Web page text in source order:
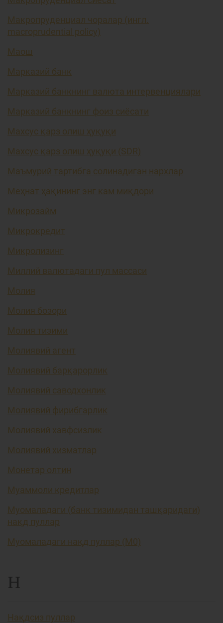
Макропруденциал чоралар (ингл.
macroprudential policy)
Маош
Марказий банк
Марказий банкнинг валюта интервенциялари
Марказий банкнинг фоиз сиёсати
Махсус қарз олиш ҳуқуқи
Махсус қарз олиш ҳуқуқи (SDR)
Маъмурий тартибга солинадиган нархлар
Меҳнат ҳақининг энг кам миқдори
Микрозайм
Микрокредит
Микролизинг
Миллий валютадаги пул массаси
Молия
Молия бозори
Молия тизими
Молиявий агент
Молиявий барқарорлик
Молиявий саводхонлик
Молиявий фирибгарлик
Молиявий хавфсизлик
Молиявий хизматлар
Монетар олтин
Муаммоли кредитлар
Муомаладаги (банк тизимидан ташқаридаги)
нақд пуллар
Муомаладаги нақд пуллар (М0)
Н
Нақдсиз пуллар